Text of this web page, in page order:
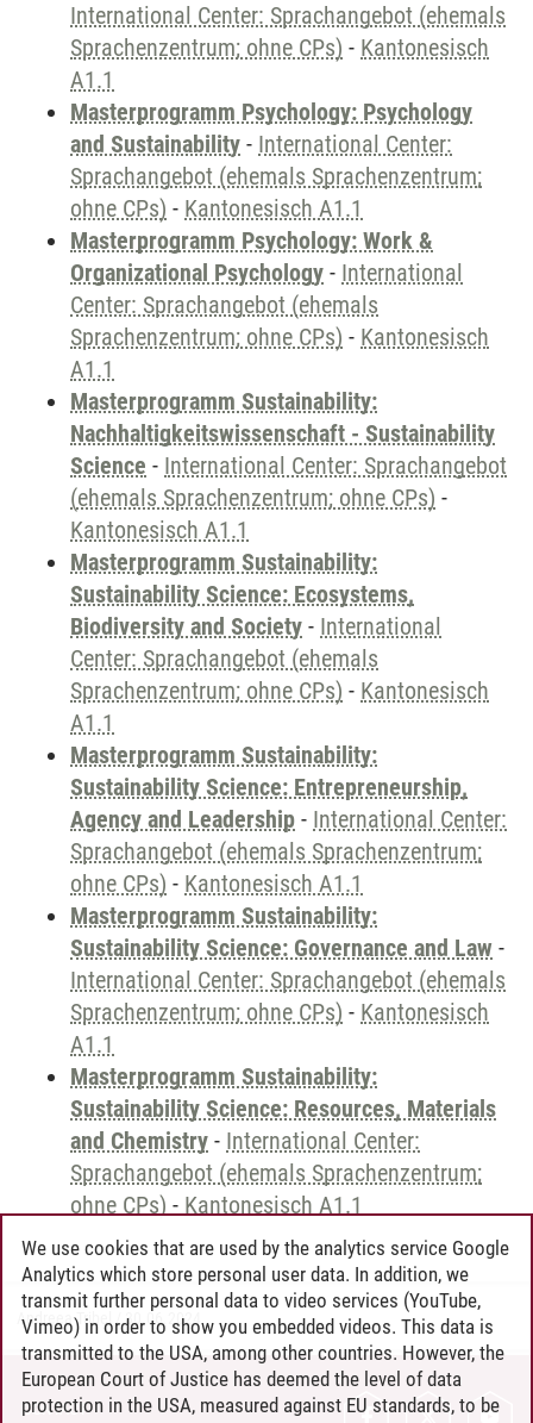
International Center: Sprachangebot (ehemals
Sprachenzentrum; ohne CPs) - Kantonesisch
A1.1
Masterprogramm Psychology: Psychology
and Sustainability - International Center:
Sprachangebot (ehemals Sprachenzentrum;
ohne CPs) - Kantonesisch A1.1
Masterprogramm Psychology: Work &
Organizational Psychology - International
Center: Sprachangebot (ehemals
Sprachenzentrum; ohne CPs) - Kantonesisch
A1.1
Masterprogramm Sustainability:
Nachhaltigkeitswissenschaft - Sustainability
Science - International Center: Sprachangebot
(ehemals Sprachenzentrum; ohne CPs) -
Kantonesisch A1.1
Masterprogramm Sustainability:
Sustainability Science: Ecosystems,
Biodiversity and Society - International
Center: Sprachangebot (ehemals
Sprachenzentrum; ohne CPs) - Kantonesisch
A1.1
Masterprogramm Sustainability:
Sustainability Science: Entrepreneurship,
Agency and Leadership - International Center:
Sprachangebot (ehemals Sprachenzentrum;
ohne CPs) - Kantonesisch A1.1
Masterprogramm Sustainability:
Sustainability Science: Governance and Law -
International Center: Sprachangebot (ehemals
Sprachenzentrum; ohne CPs) - Kantonesisch
A1.1
Masterprogramm Sustainability:
Sustainability Science: Resources, Materials
and Chemistry - International Center:
Sprachangebot (ehemals Sprachenzentrum;
ohne CPs) - Kantonesisch A1.1
Andreea Tribel 30.06.2024
CONTACT
We use cookies that are used by the analytics service Google
Analytics which store personal user data. In addition, we
transmit further personal data to video services (YouTube,
Vimeo) in order to show you embedded videos. This data is
transmitted to the USA, among other countries. However, the
European Court of Justice has deemed the level of data
protection in the USA, measured against EU standards, to be